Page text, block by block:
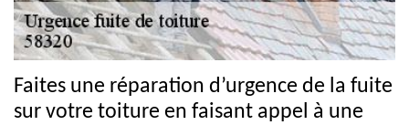
Faites une réparation d’urgence de la fuite
sur votre toiture en faisant appel à une